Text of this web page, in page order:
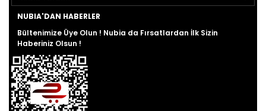
NUBIA'DAN HABERLER
Bültenimize Üye Olun ! Nubia da Fırsatlardan İlk Sizin
Haberiniz Olsun !